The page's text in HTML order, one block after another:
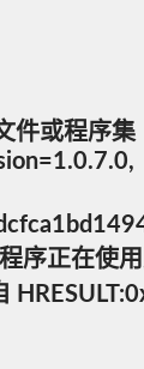
件或程序集
序正在使